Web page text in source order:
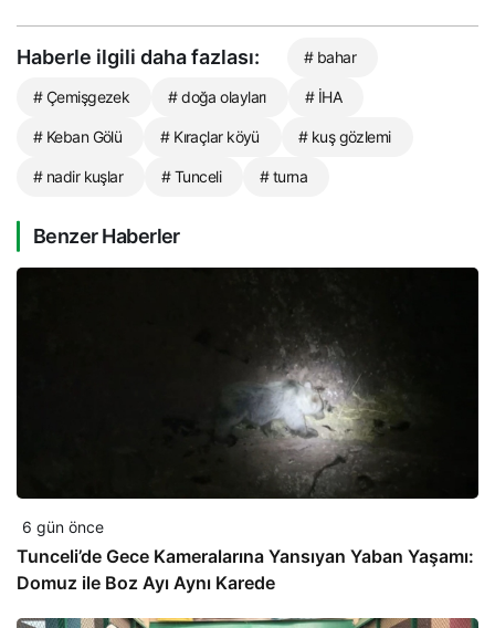
Haberle ilgili daha fazlası: # bahar
# Çemişgezek # doğa olayları # İHA
# Keban Gölü # Kıraçlar köyü # kuş gözlemi
# nadir kuşlar # Tunceli # turna
Benzer Haberler
6 gün önce
Tunceli’de Gece Kameralarına Yansıyan Yaban Yaşamı:
Domuz ile Boz Ayı Aynı Karede